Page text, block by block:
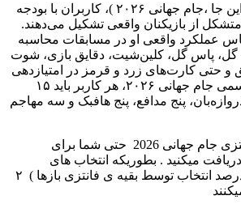
( در این جا ،جام جهانی ۲۰۲۶ )، کاربران با بودجه
از بازیکنان واقعی تشکیل می‌دهند.
عملکرد واقعی او در مسابقات محاسبه
گل، پاس گل، کلین‌شیت، دقایق بازی، شوت
حتی کارت‌های زرد و قرمز در امتیازدهی
تأثیر دارند. در نسخه رسمی جام جهانی ۲۰۲۶، هر کاربر باید ۱۵
پنج مدافع، پنج هافبک و سه مهاجم
در نسخه ی رسمی فانتزی جام جهانی 2026 حتی شما برای
دریافت میکنید . بطوریکه انتخاب های
نامحبوب شما ( زیر ۵ درصد انتخاب توسط بقیه ی فانتزی بازها ) ۲